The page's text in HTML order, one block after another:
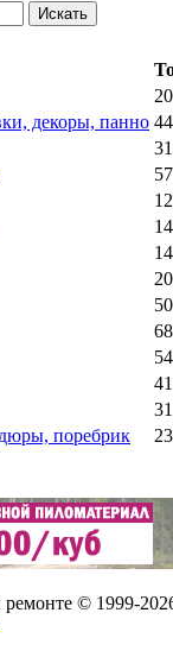
декоры, панно 44
31
57
20
50
68
54
41
31
поребрик
ремонте © 1999-